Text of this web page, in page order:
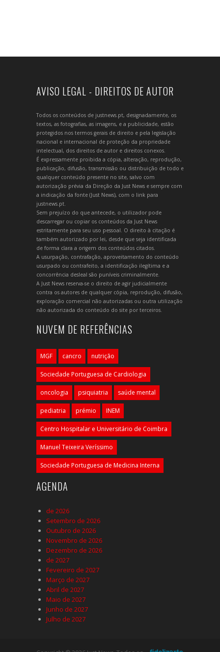
AVISO LEGAL - DIREITOS DE AUTOR
Todos os conteúdos de justnews.pt, designadamente, os
textos, as fotografias, as imagens, e a publicidade, estão
protegidos nos termos gerais de direito e pela legislação
nacional e internacional de proteção da propriedade
intelectual, dos direitos de autor e direitos conexos.
É expressamente proibida a cópia, alteração, reprodução,
publicação, difusão, transmissão ou distribuição de todo e
qualquer conteúdo presente no site, salvo com
autorização prévia da Direção da Just News e sempre com
a indicação da fonte (Just News), com o link para
justnews.pt.
Sem prejuízo do que antecede, o utilizador pode
descarregar ou copiar os conteúdos da Just News
estritamente para seu uso pessoal. O direito à citação é
também autorizado por lei, desde que seja identificada
de forma clara a origem dos conteúdos citados.
A usurpação, contrafação, aproveitamento do conteúdo
usurpado ou contrafeito, a identificação ilegítima e a
concorrência desleal são puníveis criminalmente.
A Just News reserva-se o direito de agir judicialmente
contra os autores de qualquer cópia, reprodução, difusão,
exploração comercial não autorizadas ou outra utilização
não autorizada do conteúdo do site por terceiros.
NUVEM DE REFERÊNCIAS
MGF cancro nutrição
Sociedade Portuguesa de Cardiologia
oncologia psiquiatria saúde mental
pediatria prémio INEM
Centro Hospitalar e Universitário de Coimbra
Manuel Teixeira Veríssimo
Sociedade Portuguesa de Medicina Interna
AGENDA
de 2026
Setembro de 2026
Outubro de 2026
Novembro de 2026
Dezembro de 2026
de 2027
Fevereiro de 2027
Março de 2027
Abril de 2027
Maio de 2027
Junho de 2027
Julho de 2027